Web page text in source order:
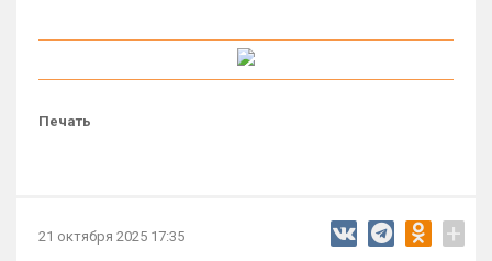
Печать
21 октября 2025 17:35 +